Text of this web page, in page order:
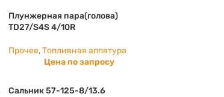
Плунжерная пара(голова)
TD27/S4S 4/10R
Прочее, Топливная аппатура
Цена по запросу
Сальник 57-125-8/13.6